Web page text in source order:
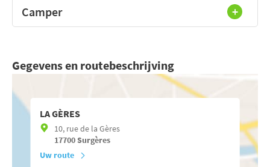
Camper
Gegevens en routebeschrijving
LA GÈRES
10, rue de la Gères
17700Surgères
Uw route